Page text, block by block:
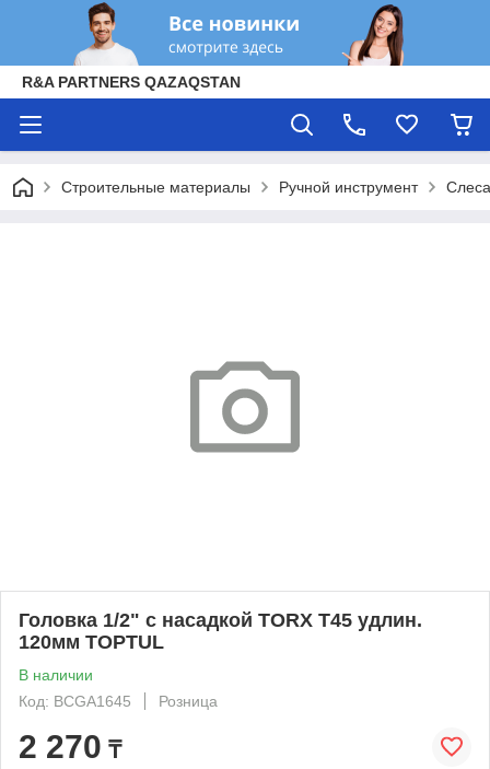
R&A PARTNERS QAZAQSTAN
Строительные материалы Ручной инструмент
Головка 1/2" с насадкой TORX T45 удлин.
120мм TOPTUL
В наличии
Код: BCGA1645
Розница
2 270 ₸